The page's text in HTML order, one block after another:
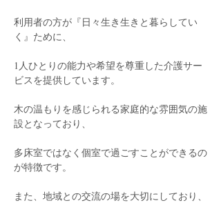
利用者の方が『日々生き生きと暮らしてい
く』ために、
1人ひとりの能力や希望を尊重した介護サー
ビスを提供しています。
木の温もりを感じられる家庭的な雰囲気の施
設となっており、
多床室ではなく個室で過ごすことができるの
が特徴です。
また、地域との交流の場を大切にしており、